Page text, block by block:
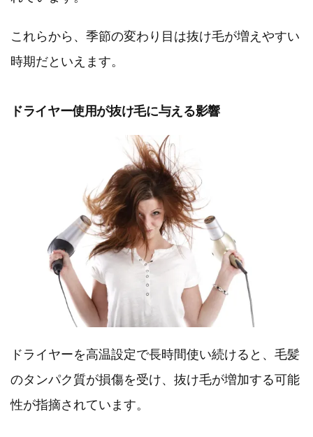
これらから、季節の変わり目は抜け毛が増えやすい
時期だといえます。
ドライヤー使用が抜け毛に与える影響
ドライヤーを高温設定で長時間使い続けると、毛髪
のタンパク質が損傷を受け、抜け毛が増加する可能
性が指摘されています。